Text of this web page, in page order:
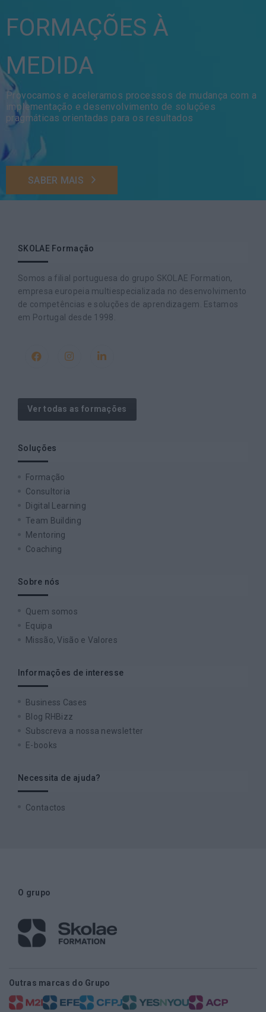
FORMAÇÕES À
MEDIDA
Provocamos e aceleramos processos de mudança com a
implementação e desenvolvimento de soluções
pragmáticas orientadas para os resultados
SABER MAIS
SKOLAE Formação
Somos a filial portuguesa do grupo SKOLAE Formation,
empresa europeia multiespecializada no desenvolvimento
de competências e soluções de aprendizagem. Estamos
em Portugal desde 1998.
Ver todas as formações
Soluções
Formação
Consultoria
Digital Learning
Team Building
Mentoring
Coaching
Sobre nós
Quem somos
Equipa
Missão, Visão e Valores
Informações de interesse
Business Cases
Blog RHBizz
Subscreva a nossa newsletter
E-books
Necessita de ajuda?
Contactos
O grupo
Outras marcas do Grupo